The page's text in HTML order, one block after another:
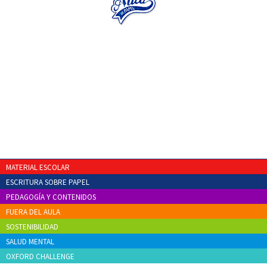
MATERIAL ESCOLAR
ESCRITURA SOBRE PAPEL
PEDAGOGÍA Y CONTENIDOS
FUERA DEL AULA
SOSTENIBILIDAD
SALUD MENTAL
OXFORD CHALLENGE